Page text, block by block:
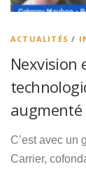
ACTUALITÉS /
Nexvision
augmenté
C’est avec un
Carrier,